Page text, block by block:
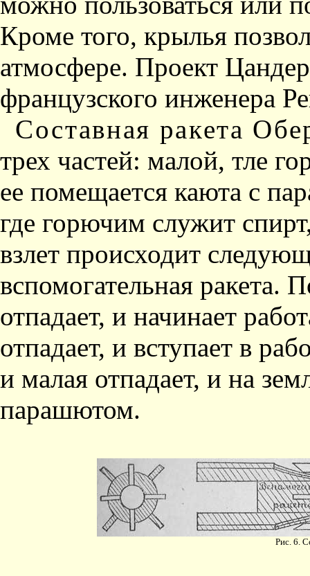
Кроме того, крылья
атмосфере. Проект
французского инженера
Составная ракета
трех частей: малой, тле
ее помещается каюта с
где горючим служит
взлет происходит
вспомогательная ракета.
отпадает, и начи­нает
отпадает, и вступает в
и малая отпадает, и на
парашютом.
Рис. 6.